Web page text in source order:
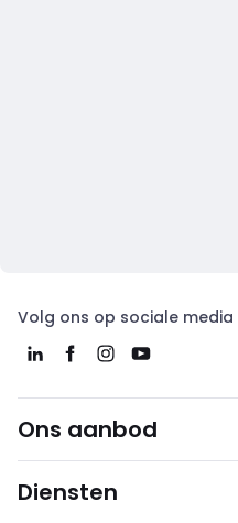
Volg ons op sociale media
Ons aanbod
Diensten